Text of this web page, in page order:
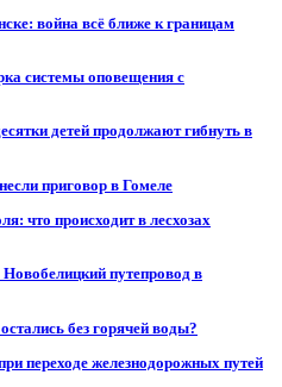
война всё ближе к границам
системы оповещения с
детей продолжают гибнуть в
приговор в Гомеле
что происходит в лесхозах
путепровод в
без горячей воды?
переходе железнодорожных путей